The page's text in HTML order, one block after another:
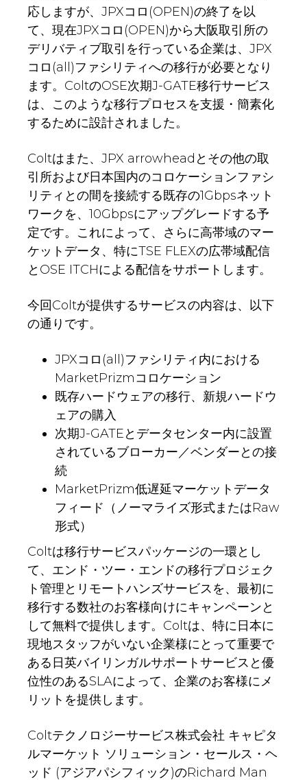
応しますが、JPXコロ(OPEN)の終了を以
て、現在JPXコロ(OPEN)から大阪取引所の
デリバティブ取引を行っている企業は、JPX
コロ(all)ファシリティへの移行が必要となり
ます。ColtのOSE次期J-GATE移行サービス
は、このような移行プロセスを支援・簡素化
するために設計されました。
Coltはまた、JPX arrowheadとその他の取
引所および日本国内のコロケーションファシ
リティとの間を接続する既存の1Gbpsネット
ワークを、10Gbpsにアップグレードする予
定です。これによって、さらに高帯域のマー
ケットデータ、特にTSE FLEXの広帯域配信
とOSE ITCHによる配信をサポートします。
今回Coltが提供するサービスの内容は、以下
の通りです。
JPXコロ(all)ファシリティ内における
MarketPrizmコロケーション
既存ハードウェアの移行、新規ハードウ
ェアの購入
次期J-GATEとデータセンター内に設置
されているブローカー／ベンダーとの接
続
MarketPrizm低遅延マーケットデータ
フィード（ノーマライズ形式またはRaw
形式）
Coltは移行サービスパッケージの一環とし
て、エンド・ツー・エンドの移行プロジェク
ト管理とリモートハンズサービスを、最初に
移行する数社のお客様向けにキャンペーンと
して無料で提供します。Coltは、特に日本に
現地スタッフがいない企業様にとって重要で
ある日英バイリンガルサポートサービスと優
位性のあるSLAによって、企業のお客様にメ
リットを提供します。
Coltテクノロジーサービス株式会社 キャピタ
ルマーケット ソリューション・セールス・ヘ
ッド (アジアパシフィック)のRichard Man